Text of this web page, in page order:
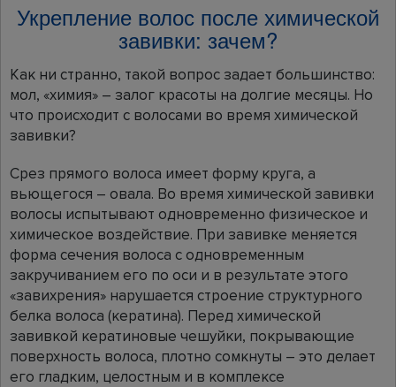
Укрепление волос после химической
завивки: зачем?
Как ни странно, такой вопрос задает большинство:
мол, «химия» – залог красоты на долгие месяцы. Но
что происходит с волосами во время химической
завивки?
Срез прямого волоса имеет форму круга, а
вьющегося – овала. Во время химической завивки
волосы испытывают одновременно физическое и
химическое воздействие. При завивке меняется
форма сечения волоса с одновременным
закручиванием его по оси и в результате этого
«завихрения» нарушается строение структурного
белка волоса (кератина). Перед химической
завивкой кератиновые чешуйки, покрывающие
поверхность волоса, плотно сомкнуты – это делает
его гладким, целостным и в комплексе